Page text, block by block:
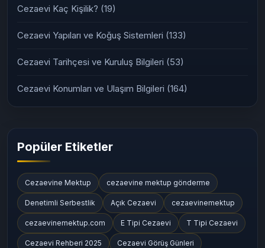
Cezaevi Kaç Kişilik? (19)
Cezaevi Yapıları ve Koğuş Sistemleri (133)
Cezaevi Tarihçesi ve Kuruluş Bilgileri (53)
Cezaevi Konumları ve Ulaşım Bilgileri (164)
Popüler Etiketler
Cezaevine Mektup cezaevine mektup gönderme
Denetimli Serbestlik Açık Cezaevi cezaevinemektup
cezaevinemektup.com E Tipi Cezaevi T Tipi Cezaevi
Cezaevi Rehberi 2025 Cezaevi Görüş Günleri